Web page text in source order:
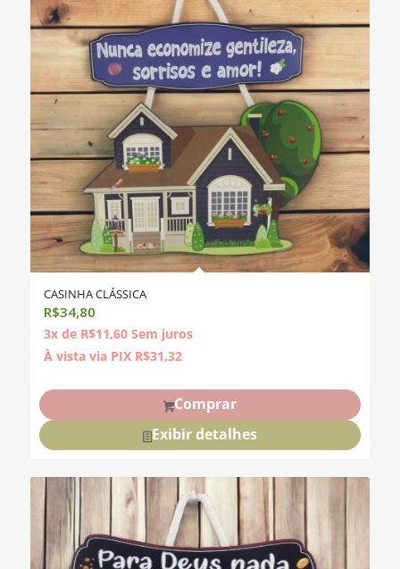
CASINHA CLÁSSICA
R$34,80
3x de R$11,60 Sem juros
À vista via PIX R$31,32
Comprar
Exibir detalhes